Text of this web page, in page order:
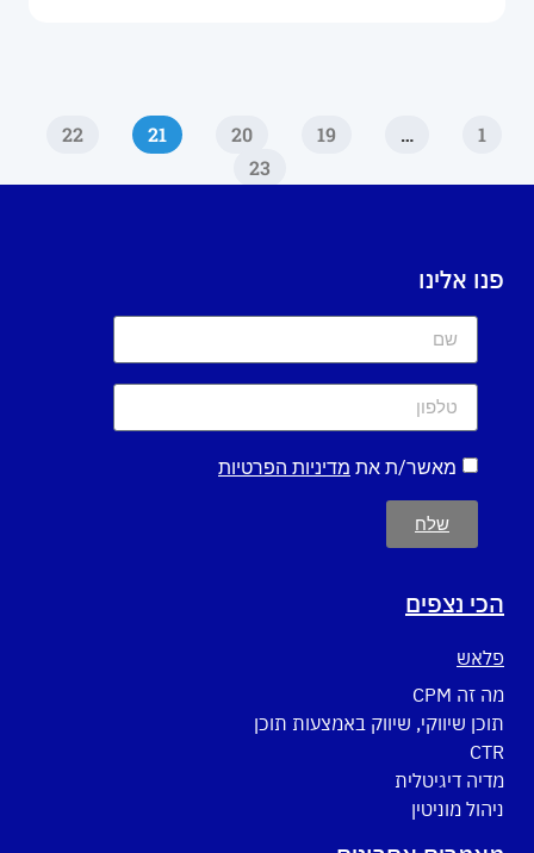
1
…
19
20
21
22
23
פנו אלינו
מאשר/ת את מדיניות הפרטיות
שלח
הכי נצפים
פלאש
מה זה CPM
תוכן שיווקי, שיווק באמצעות תוכן
CTR
מדיה דיגיטלית
ניהול מוניטין